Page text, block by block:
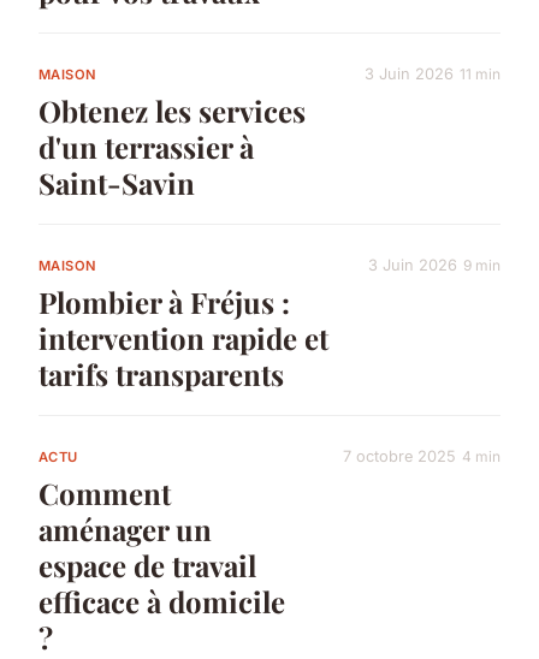
MAISON
Obtenez les services
d'un terrassier à
Saint-Savin
3 Juin 2026 11 min
MAISON
Plombier à Fréjus :
intervention rapide et
tarifs transparents
3 Juin 2026 9 min
ACTU
Comment
aménager un
espace de travail
efficace à domicile
?
7 octobre 2025 4 min